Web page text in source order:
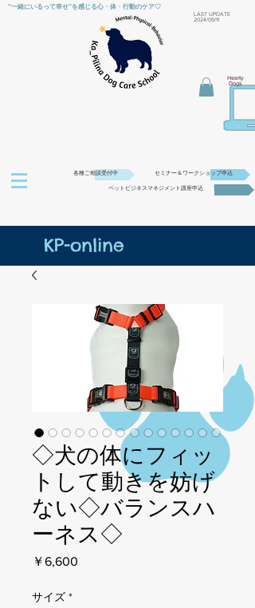
“一緒にいるって幸せ”を感じる心・体・行動のケア♡
​LAST UPDATE
2024/09/11
Hearty
Dogs
各種ご相談受付中 セミナー＆ワークショップ申込
ペットビジネスマネジメント講座申込
KP-online
◇犬の体にフィッ
トして動きを妨げ
ない◇バランスハ
ーネス◇
￥6,600
サイズ *